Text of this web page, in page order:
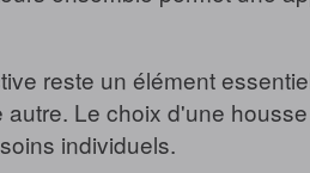
reste un élément
Le choix d'une
individuels.